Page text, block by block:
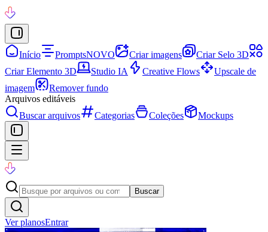
Início PromptsNOVO Criar imagens
Criar Selo 3D
Criar Elemento 3D
Studio IA Creative Flows
Upscale de
imagem
Remover fundo
Arquivos editáveis
Buscar arquivos
Categorias Coleções Mockups
Buscar
Ver planosEntrar